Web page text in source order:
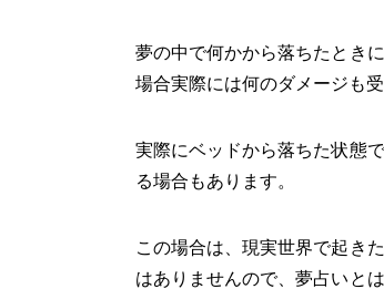
夢の中で何かから落ちたとき
場合実際には何のダメージも
実際にベッドから落ちた状態
る場合もあります。
この場合は、現実世界で起き
はありませんので、夢占いと